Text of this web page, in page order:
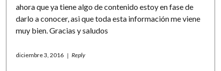
ahora que ya tiene algo de contenido estoy en fase de
darlo a conocer, asi que toda esta información me viene
muy bien. Gracias y saludos
diciembre 3, 2016 Reply